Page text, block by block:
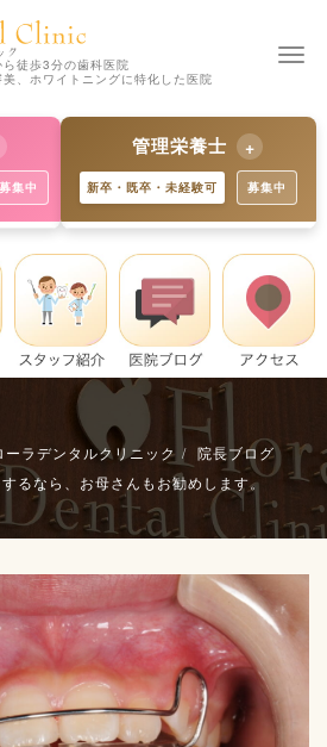
徒歩3分の歯科医院
、ホワイトニングに特化した医院
募集中
キル
で
管理栄養士
新卒・既卒・未経験可 募集中
歯科と食育のプロへ。未経験か
らでも丁寧に指導します。※既
卒・中途の方も募集中。
詳細を見る
ラデンタルクリニック
院長ブログ
るなら、お母さんもお勧めします。